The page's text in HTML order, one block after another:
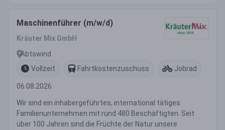
Maschinenführer (m/w/d)
Kräuter Mix GmbH
Abtswind
Vollzeit
Fahrtkostenzuschuss Jobrad
06.08.2026
Wir sind ein inhabergeführtes, international tätiges
Familienunternehmen mit rund 480 Beschäftigten. Seit
über 100 Jahren sind die Früchte der Natur unsere